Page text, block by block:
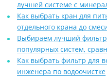
лучшей системе с
Как выбрать кран для
отдельного крана до
Выбираем лучший фильтр
популярных систем,
Как выбрать фильтр для
инженера по водоочистке